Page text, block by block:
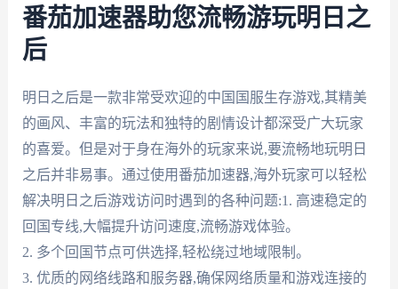
番茄加速器助您流畅游玩明日之
后
明日之后是一款非常受欢迎的中国国服生存游戏,其精美
的画风、丰富的玩法和独特的剧情设计都深受广大玩家
的喜爱。但是对于身在海外的玩家来说,要流畅地玩明日
之后并非易事。通过使用番茄加速器,海外玩家可以轻松
解决明日之后游戏访问时遇到的各种问题:1. 高速稳定的
回国专线,大幅提升访问速度,流畅游戏体验。
2. 多个回国节点可供选择,轻松绕过地域限制。
3. 优质的网络线路和服务器,确保网络质量和游戏连接的